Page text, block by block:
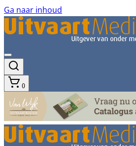
Ga naar inhoud
0